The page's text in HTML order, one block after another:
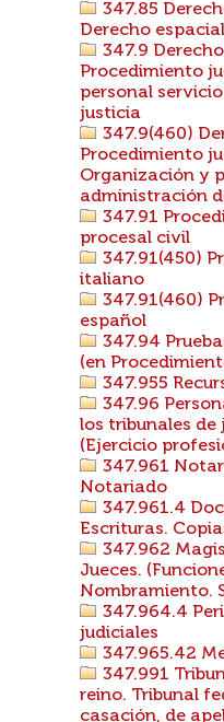
347.85
Derecho espacial
347.9
Procedimiento
personal
justicia
347.9(460)
Procedimiento
Organización y
administración
347.91
procesal civil
347.91(450)
italiano
347.91(460)
español
347.94
(en
347.955
347.96
los tribunales de
(Ejercicio
347.961
Notariado
347.961.4
Escrituras.
347.962
Jueces.
Nombramiento.
347.964.4
judiciales
347.965.42
347.991
reino. Tribunal
casación, de